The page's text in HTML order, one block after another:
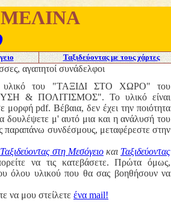
Ταξιδεύοντας με τους χάρτες
αγαπητοί συνάδελφοι
υλικό του "ΤΑΞΙΔΙ ΣΤΟ ΧΩΡΟ" του
& ΠΟΛΙΤΙΣΜΟΣ". Το υλικό είναι
μορφήpdf. Bέβαια, δεν έχει την ποιότητα
δουλέψετε μ' αυτό μια και η ανάλυσή του
παραπάνω συνδέσμους, μεταφέρεστε στην
Ταξιδεύοντας στη Μεσόγειο και Ταξιδεύοντας
να τις κατεβάσετε. Πρώτα όμως,
όλου υλικού που θα σας βοηθήσουν να
να μου στείλετε ένα mail!